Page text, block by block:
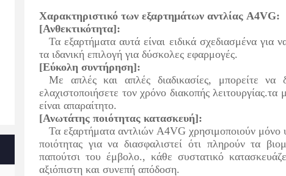
Χαρακτηριστικό των εξαρτημάτων αντλίας A4VG:
[Ανθεκτικότητα]:
Τα εξαρτήματα αυτά είναι ειδικά σχεδιασμένα για
τα ιδανική επιλογή για δύσκολες εφαρμογές.
[Εύκολη συντήρηση]:
Με απλές και απλές διαδικασίες, μπορείτε να
ελαχιστοποιήσετε τον χρόνο διακοπής
είναι απαραίτητο.
[Ανωτάτης ποιότητας κατασκευή]:
Τα εξαρτήματα αντλιών A4VG χρησιμοποιούν μόνο
ποιότητας για να διασφαλιστεί ότι πληρούν τα
παπούτσι του έμβολο., κάθε συστατικό
αξιόπιστη και συνεπή απόδοση.